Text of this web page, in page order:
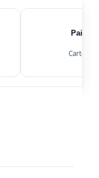
Carte,